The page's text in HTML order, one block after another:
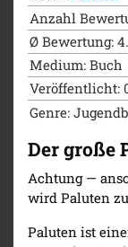
Anzahl
Ø Bewertung:
Medium: Buch
Veröffentlicht:
Genre:
Der große
Achtung —
wird Paluten
Paluten ist